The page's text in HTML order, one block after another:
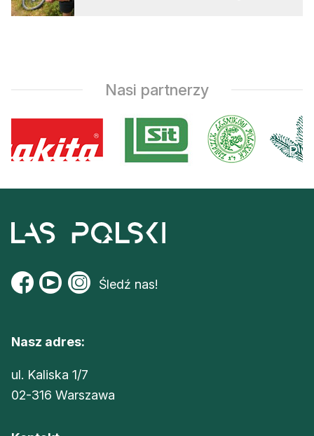
Nasi partnerzy
Śledź nas!
Nasz adres:
ul. Kaliska 1/7
02-316 Warszawa